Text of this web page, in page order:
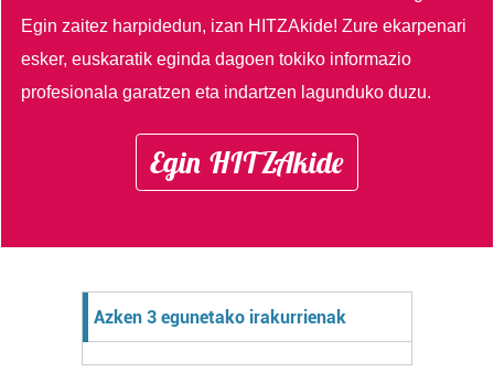
Egin zaitez harpidedun, izan HITZAkide!Zure ekarpenari
esker, euskaratik eginda dagoen tokiko informazio
profesionala garatzen eta indartzen lagunduko duzu.
Egin HITZAkide
Azken 3 egunetako irakurrienak